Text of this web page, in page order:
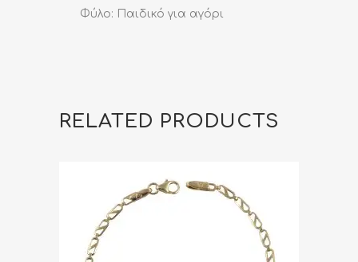
Φύλο: Παιδικό για αγόρι
RELATED PRODUCTS